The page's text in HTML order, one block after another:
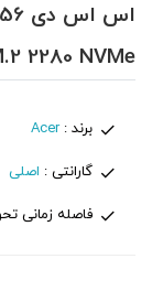
2280 NVMe
برند :Acer
گارانتی : اصلی
فاصله زمانی